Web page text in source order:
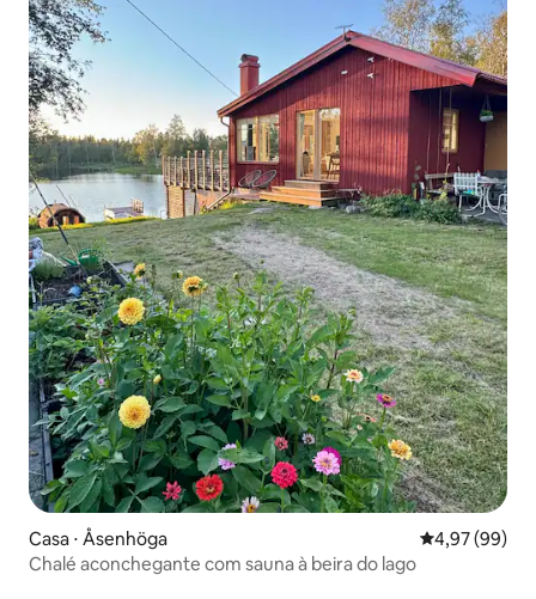
Casa ⋅ Åsenhöga 4,97 de uma
4,97 (99)
Chalé aconchegante com sauna à beira do lago